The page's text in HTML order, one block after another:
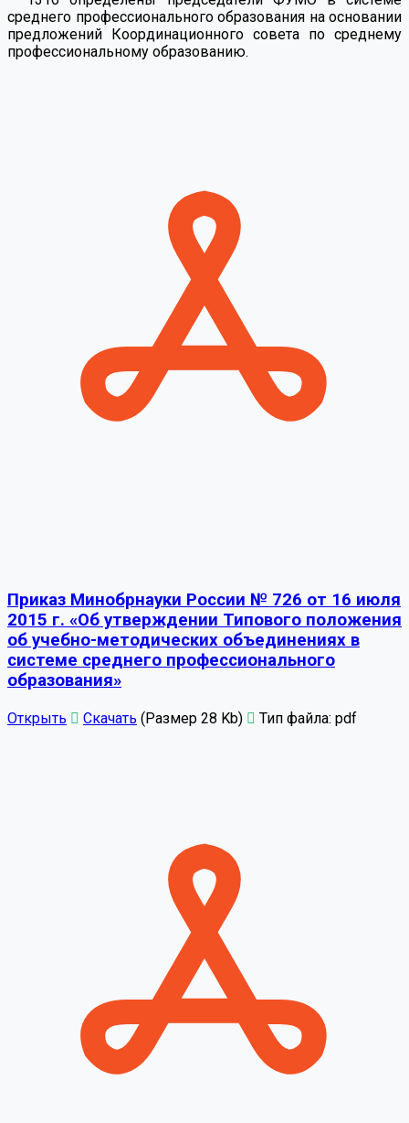
среднего профессионального образования на основании
предложений Координационного совета по среднему
профессиональному образованию.
Приказ Минобрнауки России № 726 от 16 июля
2015 г. «Об утверждении Типового положения
об учебно-методических объединениях в
системе среднего профессионального
образования»
Открыть Скачать (Размер 28 Kb) Тип файла: pdf